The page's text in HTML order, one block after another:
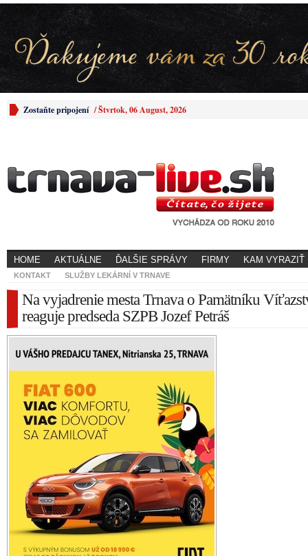
Zostaňte pripojení /Štvrtok, 06 August, 2026
HOME AKTUÁLNE ĎALŠIE SPRÁVY FIRMY KAM VYRAZIŤ
KONTAKT SLUŽBY LEKÁRNÍ V TRNAVE
Na vyjadrenie mesta Trnava o Pamätníku
reaguje predseda SZPB Jozef Petráš
25. januára sme zverejnili tlačovú správu mesta
titulkom„Pamätník Víťazstvo zostane na svojom
rekonštrukciou súsošia majú finančne pomôcť
žiadosťou o zverejnenie reakcie na vyjadrenia trnavskej
mestského úradu sa na nás obrátil predseda
Slovenského zväzu protifašistických bojovníkov (SZPB)
Jozef Petráš.
Reakciu Jozefa Petráša prinášame v plnom znení.
„V médiách sa objavili informácie o tom, že Pamätník
zostane na svojom mieste. Verím, že to bolo
inteligentných a rozumných ľudí. Napriek tomu si
upresniť niektoré skutočnosti, ktoré sú v článkoch